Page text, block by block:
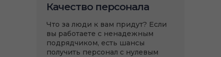
Качество персонала
Что за люди к вам придут? Если
вы работаете с ненадежным
подрядчиком, есть шансы
получить персонал с нулевым